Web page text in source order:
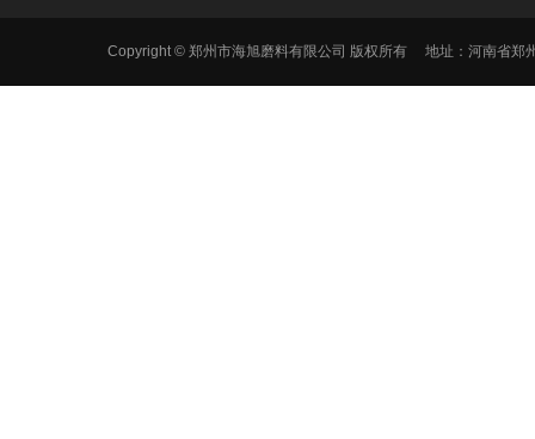
Copyright © 郑州市海旭磨料有限公司 版权所有 地址：河南省